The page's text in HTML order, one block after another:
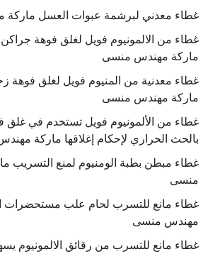
غطاء معدني لبرشمة عبوات العسل ماركة
غطاء من الالمونيوم فويل لغلق فوهة جراكن
ماركة مهندس منسى
غطاء معدنية من المنيوم فويل لغلق فوهة
ماركة مهندس منسى
غطاء من الألمونيوم فويل تستخدم في غلق
بالحث الحراري لإحكام إغلاقها ماركة
غطاء مبطن بطبة الومنيوم لمنع التسريب
منسى
غطاء مانع للتسرب لحام علب مستحضرات
مهندس منسى
غطاء مانع للتسرب من رقائق الالمونيوم